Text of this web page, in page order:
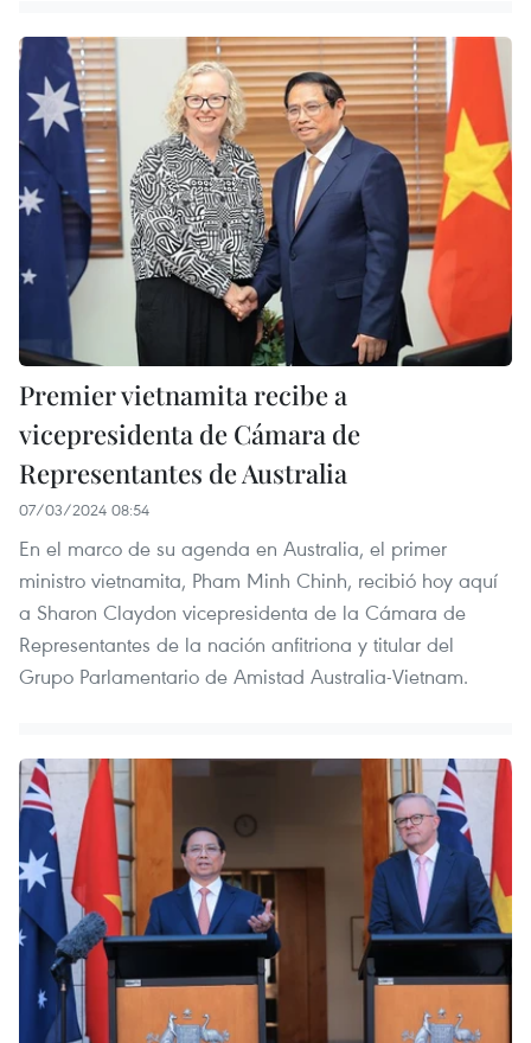
Premier vietnamita recibe a
vicepresidenta de Cámara de
Representantes de Australia
07/03/2024 08:54
En el marco de su agenda en Australia, el primer
ministro vietnamita, Pham Minh Chinh, recibió hoy aquí
a Sharon Claydon vicepresidenta de la Cámara de
Representantes de la nación anfitriona y titular del
Grupo Parlamentario de Amistad Australia-Vietnam.